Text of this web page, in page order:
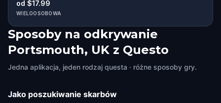
od $17.99
WIELOOSOBOWA
Sposoby na odkrywanie
Portsmouth, UK z Questo
Jedna aplikacja, jeden rodzaj questa · różne sposoby gry.
Jako poszukiwanie skarbów